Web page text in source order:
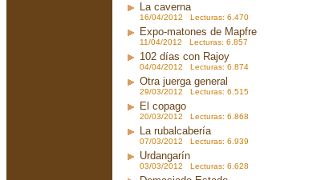
La caverna
16/04/2012 Lecturas: 6.470
Expo-matones de Mapfre
11/04/2012 Lecturas: 6.857
102 días con Rajoy
04/04/2012 Lecturas: 6.874
Otra juerga general
29/03/2012 Lecturas: 6.515
El copago
20/03/2012 Lecturas: 6.868
La rubalcabería
07/03/2012 Lecturas: 6.939
Urdangarín
03/03/2012 Lecturas: 6.628